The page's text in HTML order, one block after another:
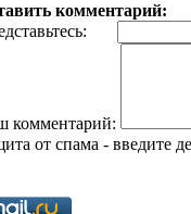
комментарий:
комментарий:
от спама - введите